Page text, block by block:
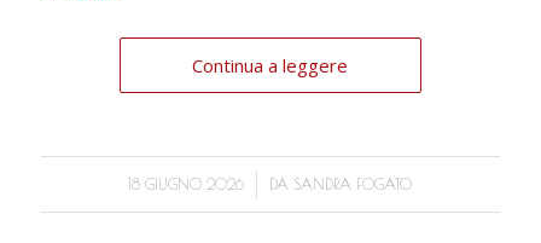
Continua a leggere
18 GIUGNO 2026
/ DA SANDRA FOGATO